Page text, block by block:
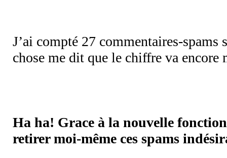
J’ai compté 27 commentaires-spams
chose me dit que le chiffre va
Ha ha! Grace à la nouvelle
retirer moi-même ces spams